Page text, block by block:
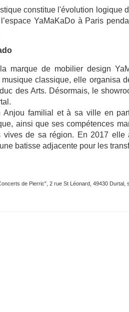
constitue l'évolution logique
YaMaKaDo à Paris
marque de mobilier design
classique, elle organisa
des Arts. Désormais, le
Anjou familial et à sa ville en
ainsi que ses compétences
vives de sa région. En 2017
batisse adjacente pour les
de Pierric", 2 rue St Léonard, 49430